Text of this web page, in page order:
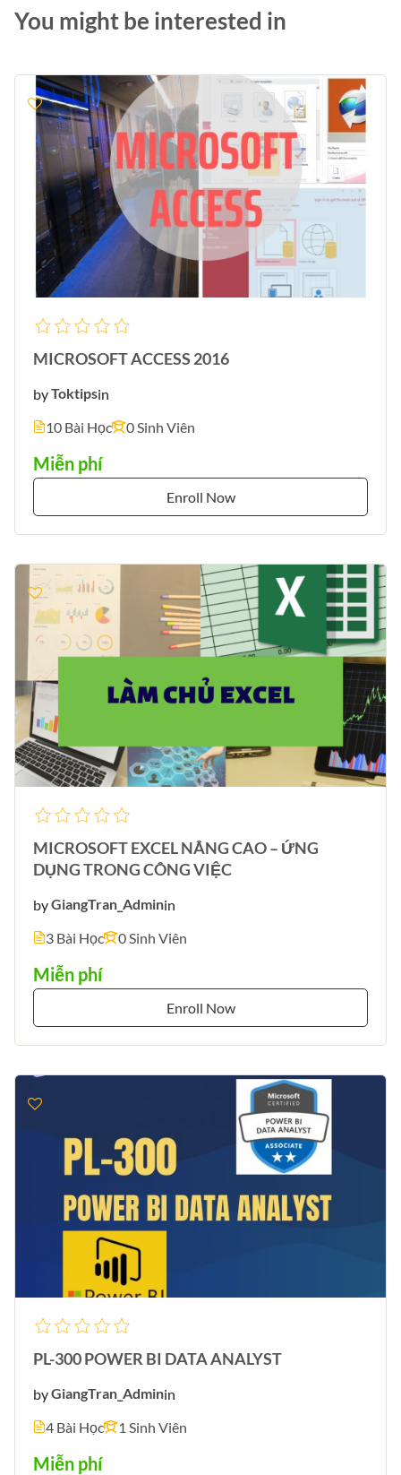
You might be interested in
MICROSOFT ACCESS 2016
byToktipsin
10 Bài Học
0 Sinh Viên
Miễn phí
Enroll Now
MICROSOFT EXCEL NÂNG CAO – ỨNG
DỤNG TRONG CÔNG VIỆC
byGiangTran_Adminin
3 Bài Học
0 Sinh Viên
Miễn phí
Enroll Now
PL-300 POWER BI DATA ANALYST
byGiangTran_Adminin
4 Bài Học
1 Sinh Viên
Miễn phí